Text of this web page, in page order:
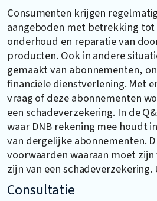
Consumenten krijgen
aangeboden met betrekking
onderhoud en reparatie van
producten. Ook in andere
gemaakt van abonnementen,
financiële dienstverlening. Met
vraag of deze abonnementen
een schadeverzekering. In de
waar DNB rekening mee houdt
van dergelijke abonnementen.
voorwaarden waaraan moet
zijn van een schadeverzekering.
Consultatie